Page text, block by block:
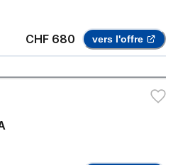
CHF 680 vers l'offre